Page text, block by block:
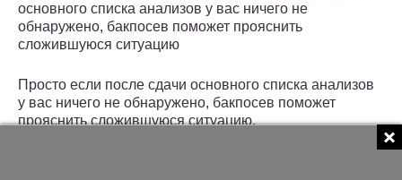
основного списка анализов у вас ничего не
обнаружено, бакпосев поможет прояснить
сложившуюся ситуацию
Просто если после сдачи основного списка анализов
у вас ничего не обнаружено, бакпосев поможет
прояснить сложившуюся ситуацию.